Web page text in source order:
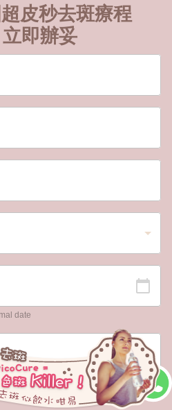
皮秒去斑療程
即辦妥
date
條款細則以及 私隱政策。